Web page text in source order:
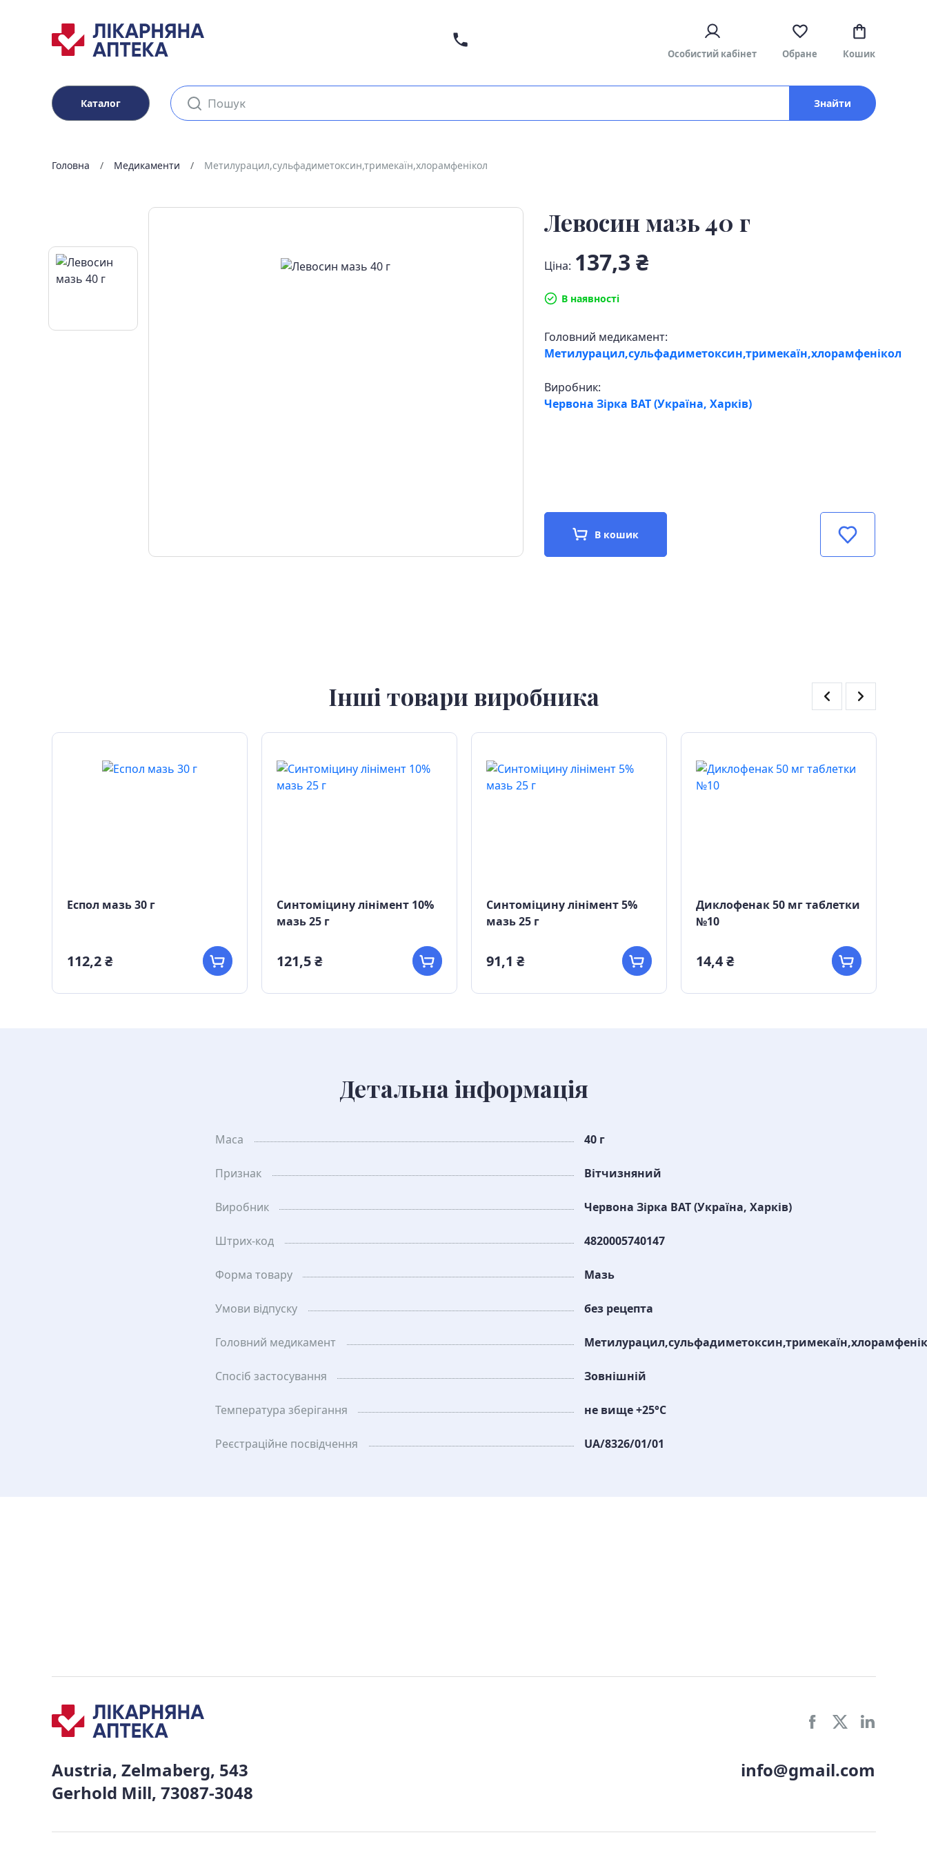
Особистий кабінет Обране Кошик
Каталог Знайти
Головна Медикаменти Метилурацил,сульфадиметоксин,тримекаїн,хлорамфенікол
Левосин мазь 40 г
Ціна: 137,3 ₴
В наявності
Головний медикамент:
Метилурацил,сульфадиметоксин,тримекаїн,хлорамфенікол
Виробник:
Червона Зірка ВАТ (Україна, Харків)
В кошик
Інші товари виробника
Еспол мазь 30 г
112,2 ₴
Синтоміцину лінімент 10%
мазь 25 г
121,5 ₴
Синтоміцину лінімент 5%
мазь 25 г
91,1 ₴
Диклофенак 50 мг таблетки
№10
14,4 ₴
Детальна інформація
Маса 40 г
Признак Вітчизняний
Виробник Червона Зірка ВАТ (Україна, Харків)
Штрих-код 4820005740147
Форма товару Мазь
Умови відпуску без рецепта
Головний медикамент
Спосіб застосування Зовнішній
Температура зберiгання не вище +25°С
Реєстраційне посвідчення UA/8326/01/01
Austria, Zelmaberg, 543
Gerhold Mill, 73087-3048
info@gmail.com